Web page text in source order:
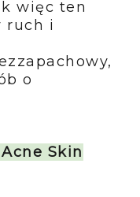
więc ten
ruch i
o
Skin